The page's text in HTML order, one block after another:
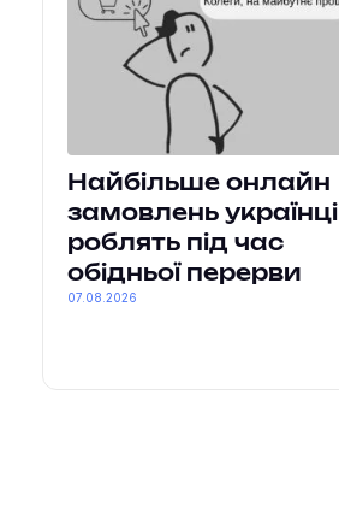
Найбільше онлайн
замовлень українці
роблять під час
обідньої перерви
07.08.2026